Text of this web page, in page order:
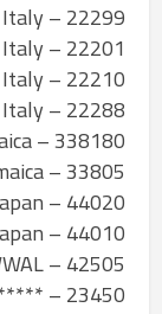
22299 – H3G – Italy
22201 – Telecom Italia Mobile TIM – Italy
22210 – Vodafone Omnitel – Italy
22288 – Wind Telecomunicazioni – Italy
338180 – Cable & Wireless Jamaica – Jamaica
33805 – Mossel DIGICEL – Jamaica
44020 – J-Phone – Japan
44010 – NTT DoCoMo – Japan
42505 – JAWWAL
23450 – ****** Telecom JT GSM – ******